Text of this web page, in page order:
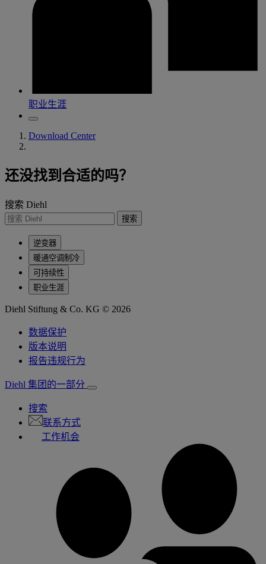
职业生涯
Download Center
还没找到合适的吗？
搜索 Diehl
搜索
逆变器
暖通空调制冷
可持续性
职业生涯
Diehl Stiftung & Co. KG © 2026
数据保护
版本说明
报告违规行为
Diehl 集团的一部分
搜索
联系方式
工作机会